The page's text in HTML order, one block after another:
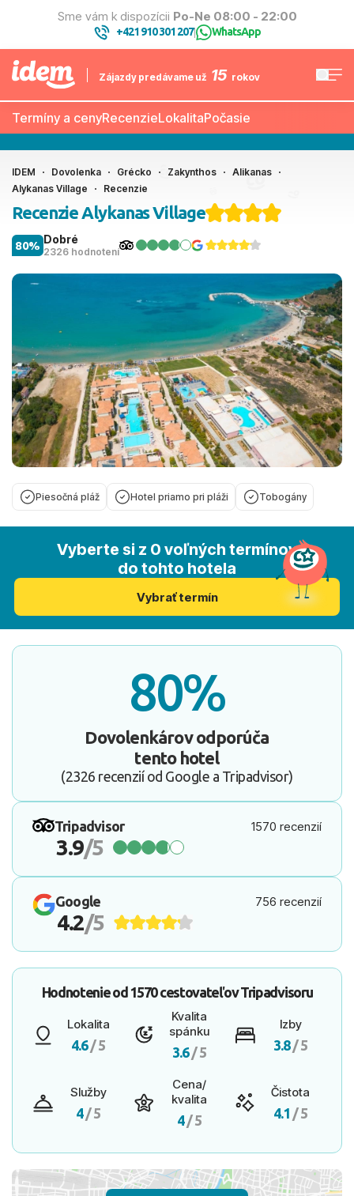
Sme vám k dispozícii Po-Ne 08:00 - 22:00
+421 910 301 207| WhatsApp
Zájazdy predávame už 15 rokov
Termíny a cenyRecenzieLokalitaPočasie
IDEM Dovolenka Grécko Zakynthos
Alikanas
Alykanas Village
Recenzie
Recenzie Alykanas Village
Dobré
2326 hodnotení
80%
Piesočná pláž Hotel priamo pri pláži Tobogány
Vyberte si z 0 voľných termínov
do tohto hotela
Vybrať termín
80%
Dovolenkárov odporúča
tento hotel
(2326 recenzií od Google a Tripadvisor)
Tripadvisor 1570 recenzií
3.9/5
Google 756 recenzií
4.2/5
Hodnotenie od 1570 cestovateľovTripadvisoru
Lokalita
4.6/ 5
Kvalita
spánku
3.6/ 5
Izby
3.8/ 5
Služby
4/ 5
Cena/
kvalita
4/ 5
Čistota
4.1 / 5